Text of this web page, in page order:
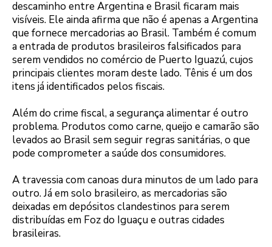
descaminho entre Argentina e Brasil ficaram mais
visíveis. Ele ainda afirma que não é apenas a Argentina
que fornece mercadorias ao Brasil. Também é comum
a entrada de produtos brasileiros falsificados para
serem vendidos no comércio de Puerto Iguazú, cujos
principais clientes moram deste lado. Tênis é um dos
itens já identificados pelos fiscais.
Além do crime fiscal, a segurança alimentar é outro
problema. Produtos como carne, queijo e camarão são
levados ao Brasil sem seguir regras sanitárias, o que
pode comprometer a saúde dos consumidores.
A travessia com canoas dura minutos de um lado para
outro. Já em solo brasileiro, as mercadorias são
deixadas em depósitos clandestinos para serem
distribuídas em Foz do Iguaçu e outras cidades
brasileiras.